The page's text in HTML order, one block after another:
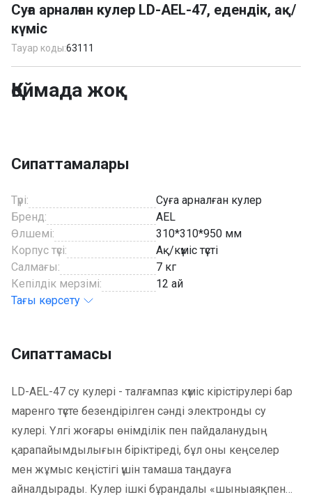
of
1
Суға арналған кулер LD-AEL-47, едендік, ақ/
күміс
Тауар коды:63111
Қоймада жоқ
Сипаттамалары
Түрі:
Суға арналған кулер
Бренд:
AEL
Өлшемі:
310*310*950 мм
Корпус түсі:
Ақ/күміс түсті
Салмағы:
7 кг
Кепілдік мерзімі:
12 ай
Тағы көрсету
Сипаттамасы
LD-AEL-47 су кулері - талғампаз күміс кірістірулері бар
маренго түсте безендірілген сәнді электронды су
кулері. Үлгі жоғары өнімділік пен пайдаланудың
қарапайымдылығын біріктіреді, бұл оны кеңселер
мен жұмыс кеңістігі үшін тамаша таңдауға
айналдырады. Кулер ішкі бұрандалы «шыныаяқпен